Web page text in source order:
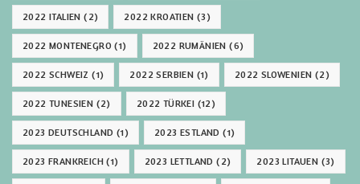
2022 ITALIEN (2) 2022 KROATIEN (3)
2022 MONTENEGRO (1) 2022 RUMÄNIEN (6)
2022 SCHWEIZ (1) 2022 SERBIEN (1) 2022 SLOWENIEN (2)
2022 TUNESIEN (2) 2022 TÜRKEI (12)
2023 DEUTSCHLAND (1) 2023 ESTLAND (1)
2023 FRANKREICH (1) 2023 LETTLAND (2) 2023 LITAUEN (3)